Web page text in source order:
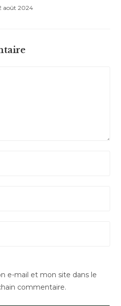
août 2024
e-mail et mon site dans le
commentaire.